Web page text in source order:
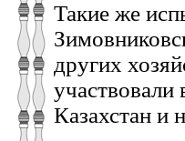
Такие же
других
Казахстан и